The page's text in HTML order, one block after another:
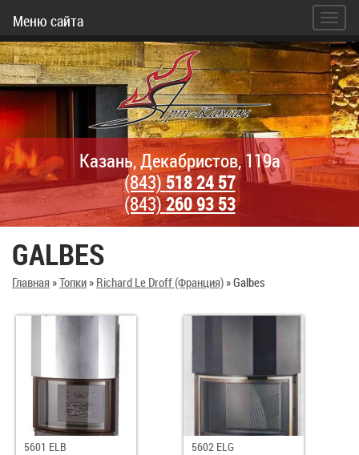
Меню сайта
Казань, Декабристов, 119а
(843)518 24 57
(843)260 93 53
GALBES
Главная»Топки» Richard Le Droff (Франция)»Galbes
5601 ELB 5602 ELG